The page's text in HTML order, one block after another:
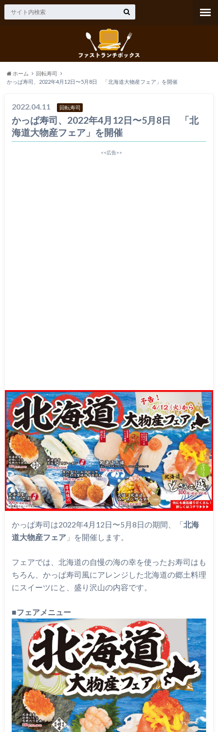
ホーム
回転寿司
かっぱ寿司、2022年4月12日〜5月8日 「北海道大物産フェア」を開催
2022.04.11 回転寿司
かっぱ寿司、2022年4月12日〜5月8日 「北
海道大物産フェア」を開催
<<広告>>
かっぱ寿司は2022年4月12日〜5月8日の期間、「北海
道大物産フェア」を開催します。
フェアでは、北海道の自慢の海の幸を使ったお寿司はも
ちろん、かっぱ寿司風にアレンジした北海道の郷土料理
にスイーツにと、盛り沢山の内容です。
■フェアメニュー